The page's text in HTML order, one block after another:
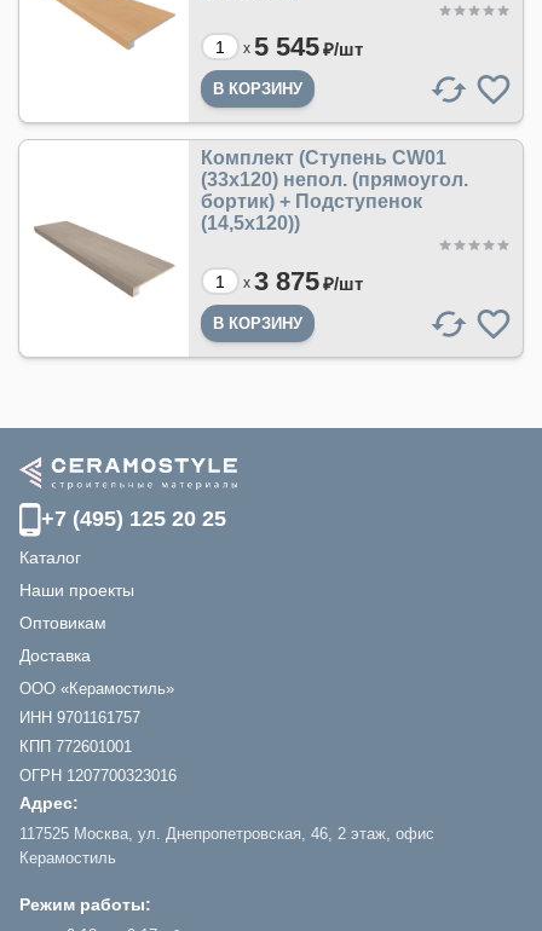
x 5 545₽/шт
Комплект (Ступень CW01
(33x120) непол. (прямоугол.
бортик) + Подступенок
(14,5x120))
x 3 875₽/шт
+7 (495) 125 20 25
Каталог
Наши проекты
Оптовикам
Доставка
ООО «Керамостиль»
ИНН 9701161757
КПП 772601001
ОГРН 1207700323016
Адрес:
117525 Москва, ул. Днепропетровская, 46, 2 этаж, офис
Керамостиль
Режим работы: